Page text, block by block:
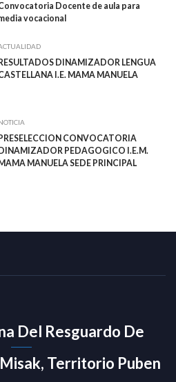
Docente de aula para
vocacional
RESULTADOS DINAMIZADOR LENGUA
I.E. MAMA MANUELA
PRESELECCION CONVOCATORIA
DINAMIZADOR PEDAGOGICO I.E.M.
MAMA MANUELA SEDE PRINCIPAL
Del Resguardo De
Territorio Puben